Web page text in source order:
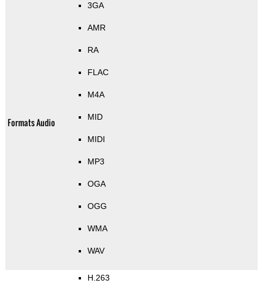
Formats Audio
3GA
AMR
RA
FLAC
M4A
MID
MIDI
MP3
OGA
OGG
WMA
WAV
H.263